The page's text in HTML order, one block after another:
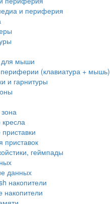
и периферия
для мыши
(клавиатура + мышь)
и гарнитуры
приставок
геймпады
данных
накопители
накопители